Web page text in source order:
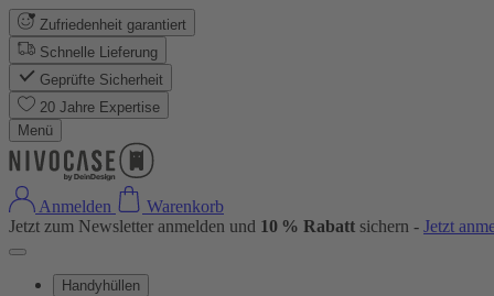
Zufriedenheit garantiert
Schnelle Lieferung
Geprüfte Sicherheit
20 Jahre Expertise
Menü
Anmelden
Warenkorb
Jetzt zum Newsletter anmelden und 10 % Rabatt sichern - Jetzt
Handyhüllen